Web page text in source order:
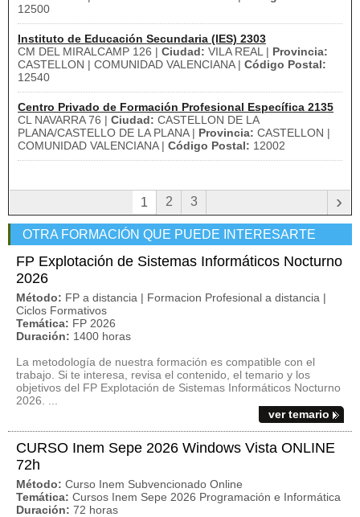
12500
Instituto de Educación Secundaria (IES) 2303
CM DEL MIRALCAMP 126 | Ciudad: VILA REAL | Provincia:
CASTELLON | COMUNIDAD VALENCIANA | Código Postal:
12540
Centro Privado de Formación Profesional Específica 2135
CL NAVARRA 76 | Ciudad: CASTELLON DE LA
PLANA/CASTELLO DE LA PLANA | Provincia: CASTELLON |
COMUNIDAD VALENCIANA | Código Postal: 12002
1 2 3 ›
OTRA FORMACIÓN QUE PUEDE INTERESARTE
FP Explotación de Sistemas Informáticos Nocturno
2026
Método: FP a distancia | Formacion Profesional a distancia |
Ciclos Formativos
Temática: FP 2026
Duración: 1400 horas
La metodología de nuestra formación es compatible con el
trabajo. Si te interesa, revisa el contenido, el temario y los
objetivos del FP Explotación de Sistemas Informáticos Nocturno
2026. ...
ver temario
CURSO Inem Sepe 2026 Windows Vista ONLINE
72h
Método: Curso Inem Subvencionado Online
Temática: Cursos Inem Sepe 2026 Programación e Informática
Duración: 72 horas